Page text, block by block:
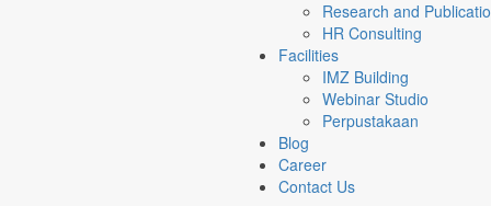
Research and
HR Consulting
Facilities
IMZ Building
Webinar Studio
Perpustakaan
Blog
Career
Contact Us